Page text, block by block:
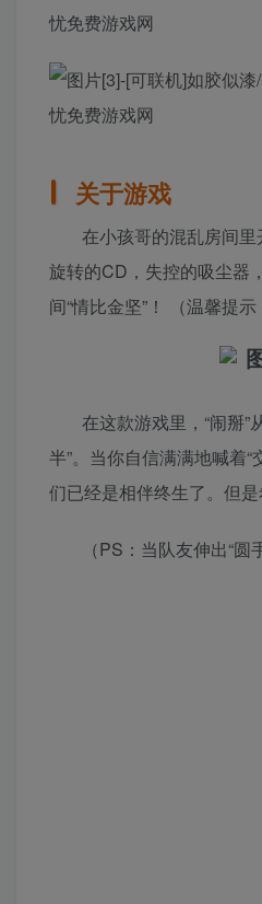
关于游戏
在小孩哥的混乱房间
旋转的CD，失控的吸尘器
间“情比金坚”！ （温馨提
在这款游戏里，“闹掰
半”。当你自信满满地喊着
们已经是相伴终生了。但
（PS：当队友伸出“